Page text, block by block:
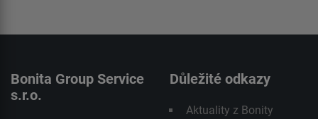
Bonita Group Service
s.r.o.
Důležité odkazy
Aktuality z Bonity